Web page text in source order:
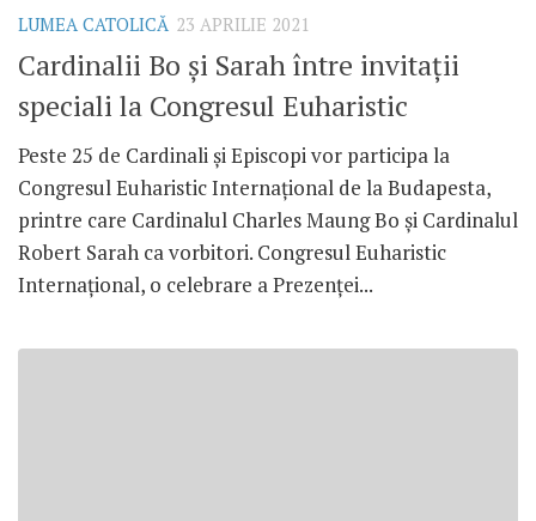
LUMEA CATOLICĂ 23 APRILIE 2021
Cardinalii Bo și Sarah între invitații
speciali la Congresul Euharistic
Peste 25 de Cardinali și Episcopi vor participa la
Congresul Euharistic Internațional de la Budapesta,
printre care Cardinalul Charles Maung Bo și Cardinalul
Robert Sarah ca vorbitori. Congresul Euharistic
Internațional, o celebrare a Prezenței...